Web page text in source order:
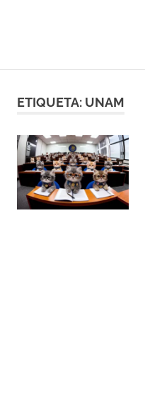
ETIQUETA: UNAM